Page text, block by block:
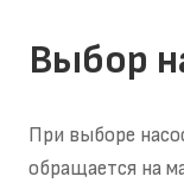
Выбор
При выборе
обращается на